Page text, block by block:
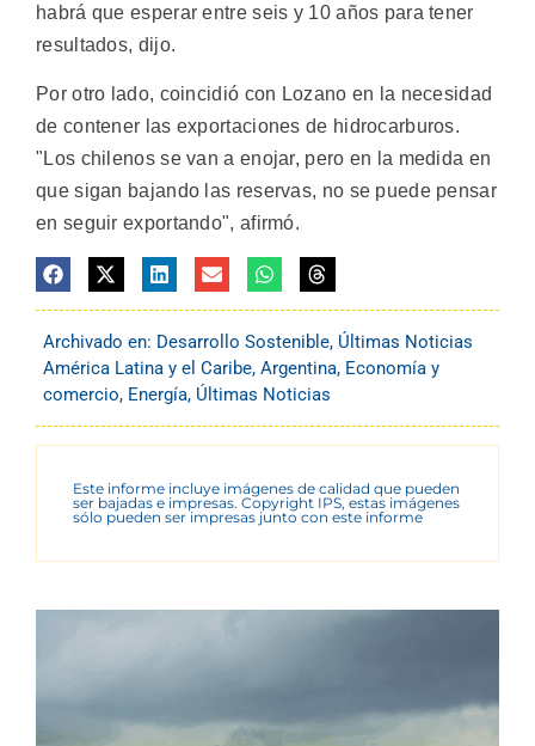
habrá que esperar entre seis y 10 años para tener
resultados, dijo.
Por otro lado, coincidió con Lozano en la necesidad
de contener las exportaciones de hidrocarburos.
"Los chilenos se van a enojar, pero en la medida en
que sigan bajando las reservas, no se puede pensar
en seguir exportando", afirmó.
Archivado en: Desarrollo Sostenible, Últimas Noticias
América Latina y el Caribe, Argentina, Economía y
comercio, Energía, Últimas Noticias
Este informe incluye imágenes de calidad que pueden
ser bajadas e impresas. Copyright IPS, estas imágenes
sólo pueden ser impresas junto con este informe